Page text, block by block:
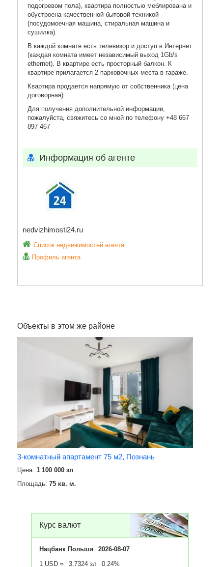
подогревом пола), квартира полностью меблирована и
обустроена качественной бытовой техникой
(посудомоечная машина, стиральная машина и
сушилка).
В каждой комнате есть телевизор и доступ в Интернет
(каждая комната имеет независимый выход 1Gb/s
ethernet). В квартире есть просторный балкон. К
квартире прилагается 2 парковочных места в гараже.
Квартира продается напрямую от собственника (цена
договорная).
Для получения дополнительной информации,
пожалуйста, свяжитесь со мной по телефону +48 667
897 467
Информация об агенте
nedvizhimosti24.ru
Список недвижимостей агента
Профиль агента
Объекты в этом же районе
3-комнатный апартамент 75 м2, Познань
Цена: 1 100 000 зл
Площадь: 75 кв. м.
Курс валют
Нацбанк Польши
2026-08-07
1 USD =
3.7324 зл 0.24%